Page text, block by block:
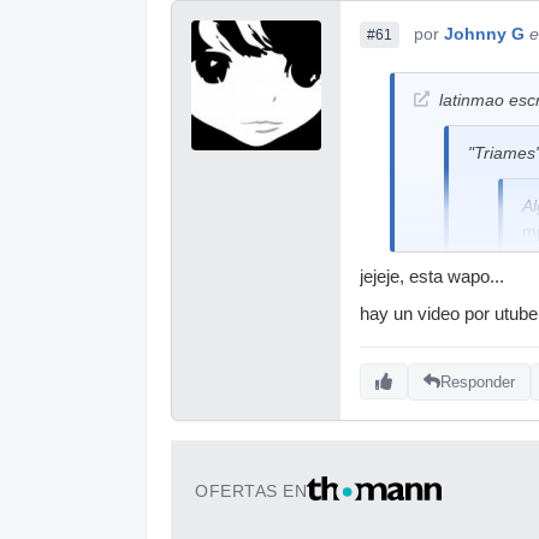
#61 por Johnny G
latinmao
[
http://
Me pregunto
jejeje, esta wapo...
hay un video por
Responder
OFERTAS EN